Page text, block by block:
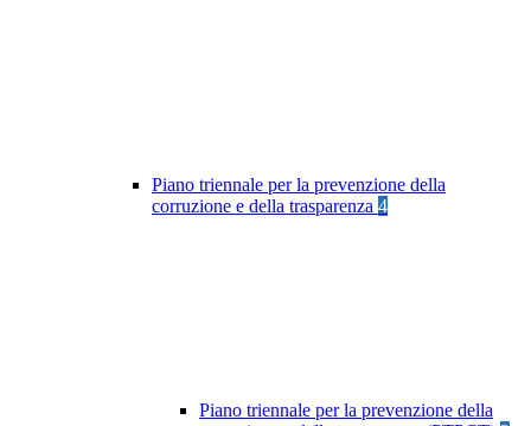
Piano triennale per la prevenzione della
corruzione e della trasparenza 4
Piano triennale per la prevenzione della